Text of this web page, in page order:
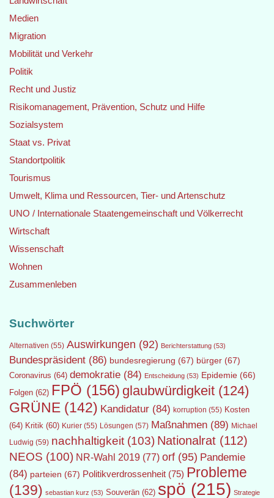
Medien
Migration
Mobilität und Verkehr
Politik
Recht und Justiz
Risikomanagement, Prävention, Schutz und Hilfe
Sozialsystem
Staat vs. Privat
Standortpolitik
Tourismus
Umwelt, Klima und Ressourcen, Tier- und Artenschutz
UNO / Internationale Staatengemeinschaft und Völkerrecht
Wirtschaft
Wissenschaft
Wohnen
Zusammenleben
Suchwörter
Alternativen (55) Auswirkungen (92) Berichterstattung (53)
Bundespräsident (86) bundesregierung (67) bürger (67)
Coronavirus (64) demokratie (84) Entscheidung (53) Epidemie (66)
Folgen (62) FPÖ (156) glaubwürdigkeit (124)
GRÜNE (142) Kandidatur (84) korruption (55) Kosten
(64) Kritik (60) Kurier (55) Lösungen (57) Maßnahmen (89) Michael
Ludwig (59) nachhaltigkeit (103) Nationalrat (112)
NEOS (100) NR-Wahl 2019 (77) orf (95) Pandemie
(84) parteien (67) Politikverdrossenheit (75) Probleme
(139) sebastian kurz (53) Souverän (62) spö (215) Strategie